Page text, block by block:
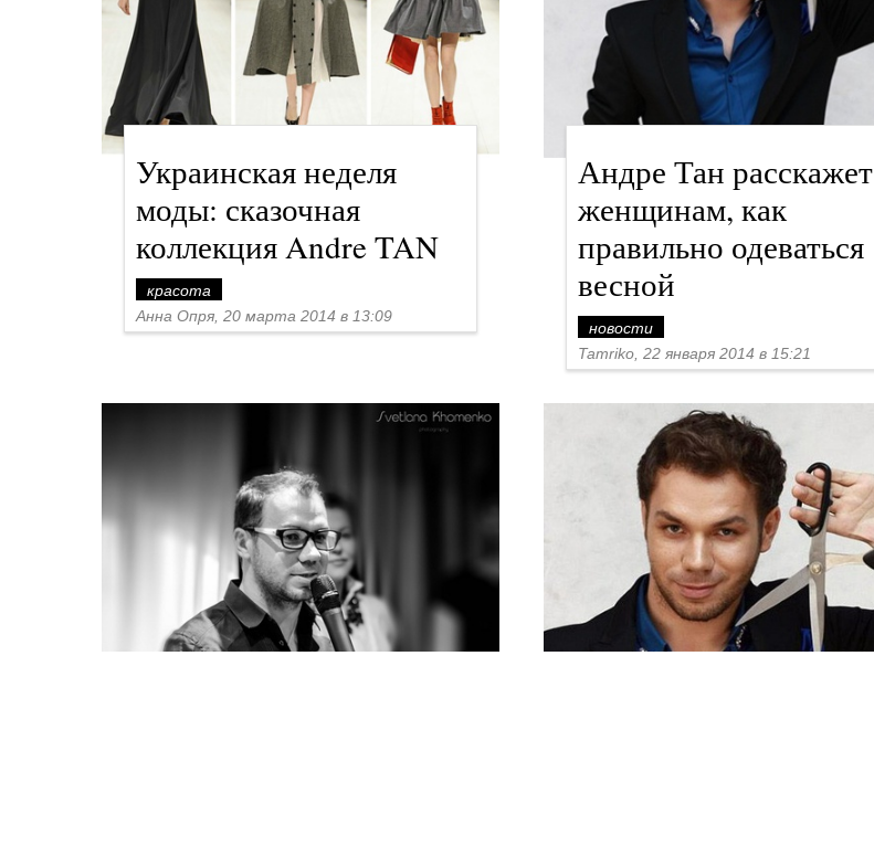
Украинская неделя
моды: сказочная
коллекция Andre TAN
красота
Анна Опря, 20 марта 2014 в 13:09
Андре Тан расскажет
женщинам, как
правильно одеваться
весной
новости
Tamriko, 22 января 2014 в 15:21